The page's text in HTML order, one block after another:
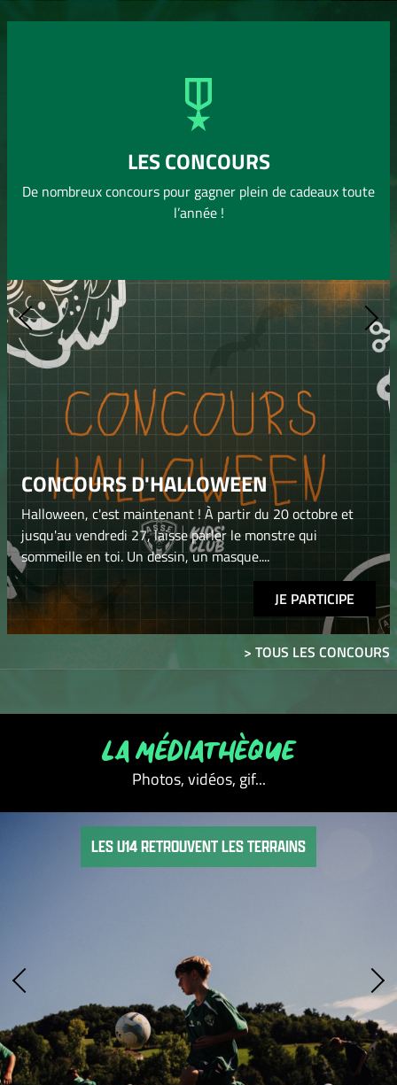
Uribes RENAUDLES CONCOURS
De nombreux concours pour gagner plein de cadeaux toute
l’année !
CONCOURS D'HALLOWEEN
Halloween, c'est maintenant ! À partir du 20 octobre et
jusqu'au vendredi 27, laisse parler le monstre qui
sommeille en toi. Un dessin, un masque....
JE PARTICIPE
> TOUS LES CONCOURS
LA MÉDIATHÈQUE
Photos, vidéos, gif...
LES U14 RETROUVENT LES TERRAINS